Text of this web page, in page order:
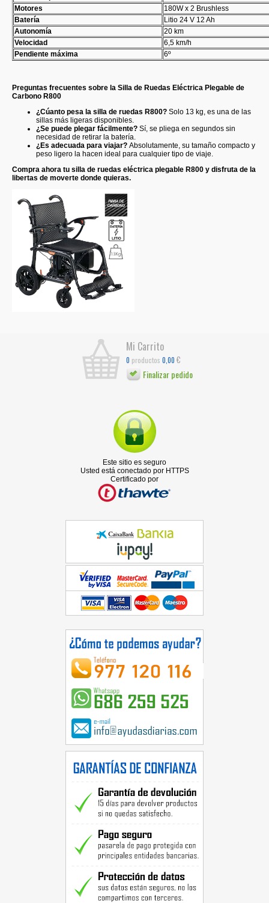
Motores
180W x 2 Brushless
Batería
Litio 24 V 12 Ah
Autonomía
20 km
Velocidad
6,5 km/h
Pendiente máxima
6º
Preguntas frecuentes sobre la Silla de Ruedas Eléctrica Plegable de
Carbono R800
¿Cúanto pesa la silla de ruedas R800? Solo 13 kg, es una de las
sillas más ligeras disponibles.
¿Se puede plegar fácilmente? Sí, se pliega en segundos sin
necesidad de retirar la batería.
¿Es adecuada para viajar? Absolutamente, su tamaño compacto y
peso ligero la hacen ideal para cualquier tipo de viaje.
Compra ahora tu silla de ruedas eléctrica plegable R800 y disfruta de la
libertas de moverte donde quieras.
Mi Carrito
0 productos 0,00 €
Finalizar pedido
Este sitio es seguro
Usted está conectado por HTTPS
Certificado por